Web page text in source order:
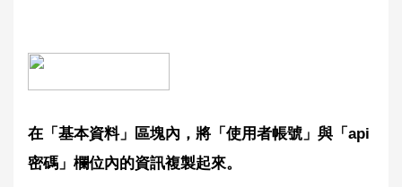
在「基本資料」區塊內，將「使用者帳號」與「api
密碼」欄位內的資訊複製起來。